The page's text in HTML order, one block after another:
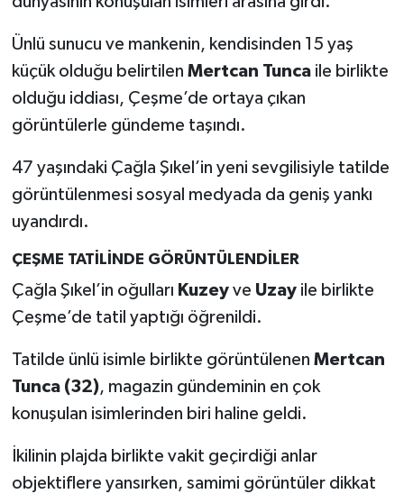
Ünlü sunucu ve mankenin, kendisinden 15 yaş
küçük olduğu belirtilen Mertcan Tuncaile birlikte
olduğu iddiası, Çeşme’de ortaya çıkan
görüntülerle gündeme taşındı.
47 yaşındaki Çağla Şıkel’in yeni sevgilisiyle tatilde
görüntülenmesi sosyal medyada da geniş yankı
uyandırdı.
ÇEŞME TATİLİNDE GÖRÜNTÜLENDİLER
Çağla Şıkel’in oğulları Kuzeyve Uzayile birlikte
Çeşme’de tatil yaptığı öğrenildi.
Tatilde ünlü isimle birlikte görüntülenen Mertcan
Tunca (32), magazin gündeminin en çok
konuşulan isimlerinden biri haline geldi.
İkilinin plajda birlikte vakit geçirdiği anlar
objektiflere yansırken, samimi görüntüler dikkat